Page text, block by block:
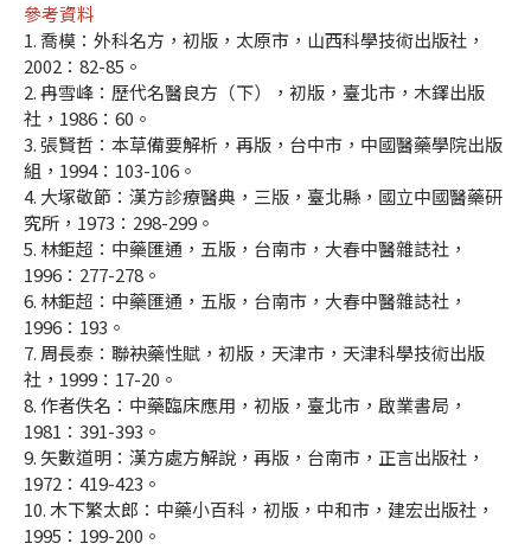
參考資料
1. 喬模：外科名方，初版，太原市，山西科學技術出版社，
2002：82-85。
2. 冉雪峰：歷代名醫良方（下），初版，臺北市，木鐸出版
社，1986：60。
3. 張賢哲：本草備要解析，再版，台中市，中國醫藥學院出版
組，1994：103-106。
4. 大塚敬節：漢方診療醫典，三版，臺北縣，國立中國醫藥研
究所，1973：298-299。
5. 林鉅超：中藥匯通，五版，台南市，大春中醫雜誌社，
1996：277-278。
6. 林鉅超：中藥匯通，五版，台南市，大春中醫雜誌社，
1996：193。
7. 周長泰：聯袂藥性賦，初版，天津市，天津科學技術出版
社，1999：17-20。
8. 作者佚名：中藥臨床應用，初版，臺北市，啟業書局，
1981：391-393。
9. 矢數道明：漢方處方解說，再版，台南市，正言出版社，
1972：419-423。
10. 木下繁太郎：中藥小百科，初版，中和市，建宏出版社，
1995：199-200。